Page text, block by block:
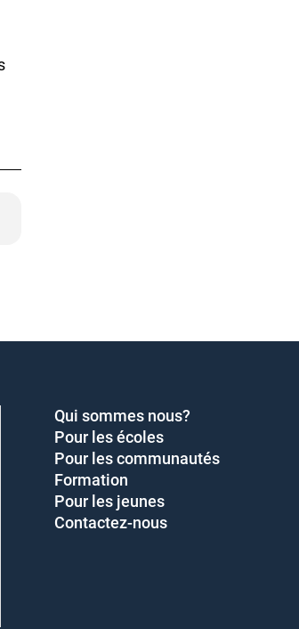
Qui sommes nous?
Pour les écoles
Pour les communautés
Formation
Pour les jeunes
Contactez-nous